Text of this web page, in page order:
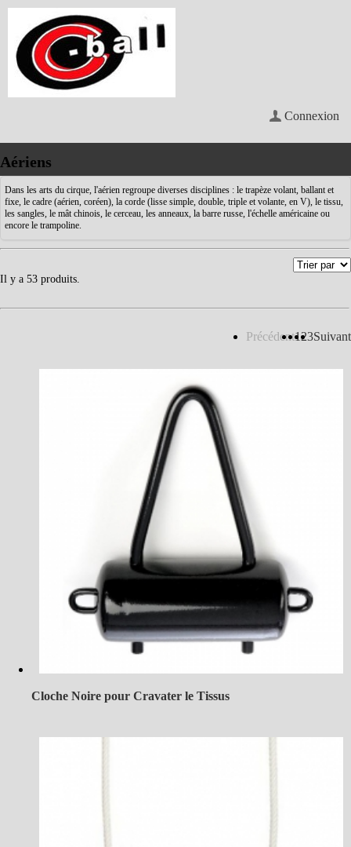
Connexion
Aériens
Dans les arts du cirque, l'aérien regroupe diverses disciplines : le trapèze volant, ballant et
fixe, le cadre (aérien, coréen), la corde (lisse simple, double, triple et volante, en V), le tissu,
les sangles, le mât chinois, le cerceau, les anneaux, la barre russe, l'échelle américaine ou
encore le trampoline.
Il y a 53 produits.
Précédent123Suivant
Cloche Noire pour Cravater le Tissus